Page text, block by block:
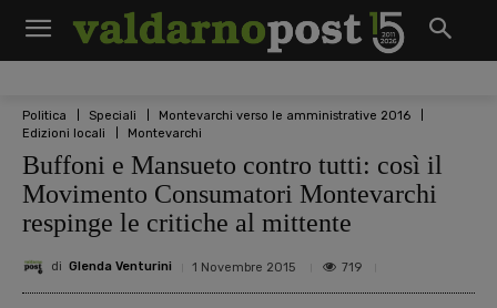
Politica Speciali
Montevarchi verso le amministrative 2016
Edizioni locali
Montevarchi
Buffoni e Mansueto contro tutti: così il
Movimento Consumatori Montevarchi
respinge le critiche al mittente
di Glenda Venturini 1 Novembre 2015 719